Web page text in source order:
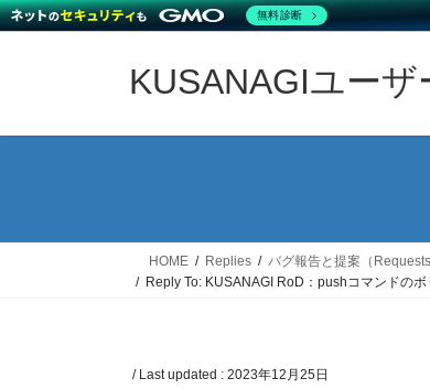
KUSANAGIユー
HOME Replies バグ報告と提案（
Reply To: KUSANAGI RoD：pushコマンドの
/ Last updated : 2023年12月25日
無料診断